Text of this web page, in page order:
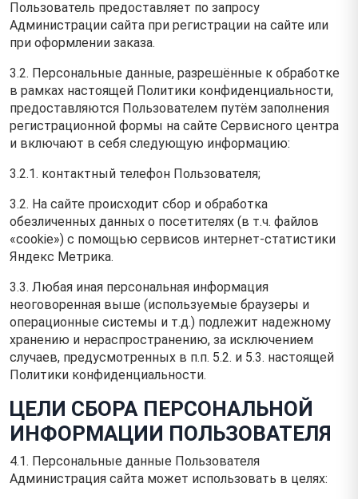
Пользователь предоставляет по запросу
Администрации сайта при регистрации на сайте или
при оформлении заказа.
3.2. Персональные данные, разрешённые к обработке
в рамках настоящей Политики конфиденциальности,
предоставляются Пользователем путём заполнения
регистрационной формы на cайте Сервисного центра
и включают в себя следующую информацию:
3.2.1. контактный телефон Пользователя;
3.2. На сайте происходит сбор и обработка
обезличенных данных о посетителях (в т.ч. файлов
«cookie») с помощью сервисов интернет-статистики
Яндекс Метрика.
3.3. Любая иная персональная информация
неоговоренная выше (используемые браузеры и
операционные системы и т.д.) подлежит надежному
хранению и нераспространению, за исключением
случаев, предусмотренных в п.п. 5.2. и 5.3. настоящей
Политики конфиденциальности.
ЦЕЛИ СБОРА ПЕРСОНАЛЬНОЙ
ИНФОРМАЦИИ ПОЛЬЗОВАТЕЛЯ
4.1. Персональные данные Пользователя
Администрация сайта может использовать в целях: